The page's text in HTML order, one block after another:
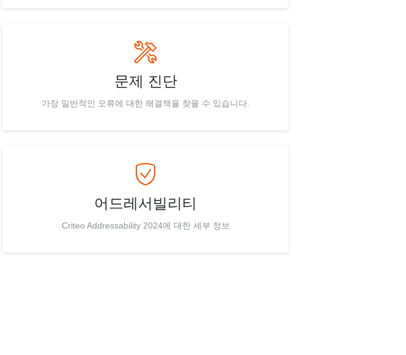
문제 진단
가장 일반적인 오류에 대한 해결책을 찾을 수 있습니다.
어드레서빌리티
Criteo Addressability 2024에 대한 세부 정보